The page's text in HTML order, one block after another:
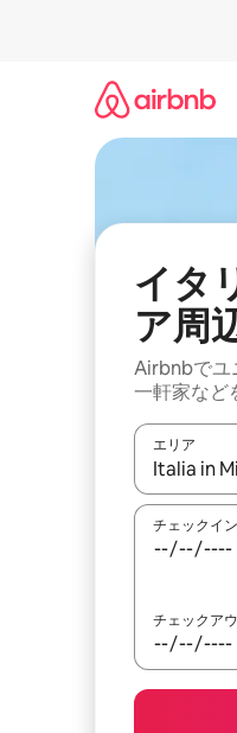
イタ
ア⁠周⁠
Airbnbでユ
一⁠軒⁠家な⁠ど⁠
エリア
検索結果
チェックイン
チェックア